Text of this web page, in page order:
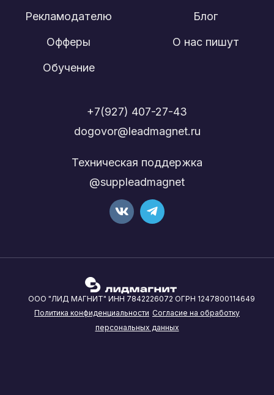
Рекламодателю
Офферы
Обучение
Блог
О нас пишут
+7(927) 407-27-43
dogovor@leadmagnet.ru
Техническая поддержка
@suppleadmagnet
ООО "ЛИД МАГНИТ" ИНН 7842226072 ОГРН 1247800114649
Политика конфиденциальности Согласие на обработку
персональных данных